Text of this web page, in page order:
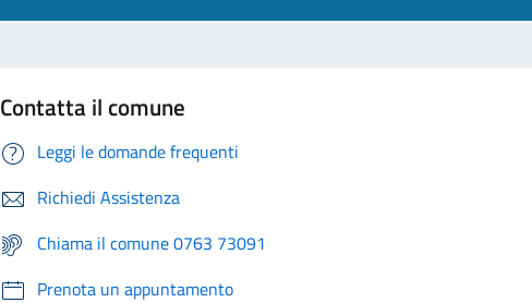
Contatta il comune
Leggi le domande frequenti
Richiedi Assistenza
Chiama il comune 0763 73091
Prenota un appuntamento